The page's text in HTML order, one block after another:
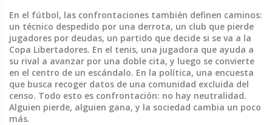
En el fútbol, las confrontaciones también definen caminos:
un técnico despedido por una derrota, un club que pierde
jugadores por deudas, un partido que decide si se va a la
Copa Libertadores. En el tenis, una jugadora que ayuda a
su rival a avanzar por una doble cita, y luego se convierte
en el centro de un escándalo. En la política, una encuesta
que busca recoger datos de una comunidad excluida del
censo. Todo esto es confrontación: no hay neutralidad.
Alguien pierde, alguien gana, y la sociedad cambia un poco
más.